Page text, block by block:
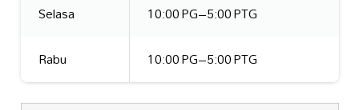
Selasa
10:00 PG–5:00 PTG
Rabu
10:00 PG–5:00 PTG